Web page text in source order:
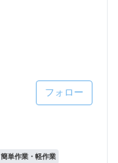
フォロー
簡単作業・軽作業